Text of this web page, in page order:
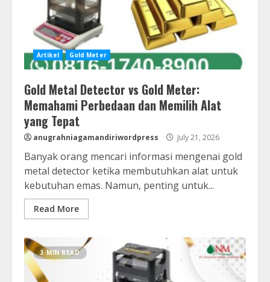
Artikel Gold Meter
Gold Metal Detector vs Gold Meter:
Memahami Perbedaan dan Memilih Alat
yang Tepat
anugrahniagamandiriwordpress July 21, 2026
Banyak orang mencari informasi mengenai gold
metal detector ketika membutuhkan alat untuk
kebutuhan emas. Namun, penting untuk...
Read More
3 MIN READ